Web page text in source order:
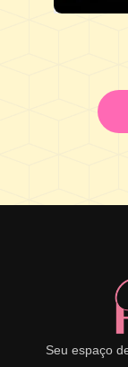
Seu espaço